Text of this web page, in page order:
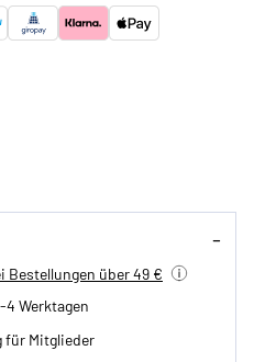
Bestellungen über 49 €
Werktagen
für Mitglieder